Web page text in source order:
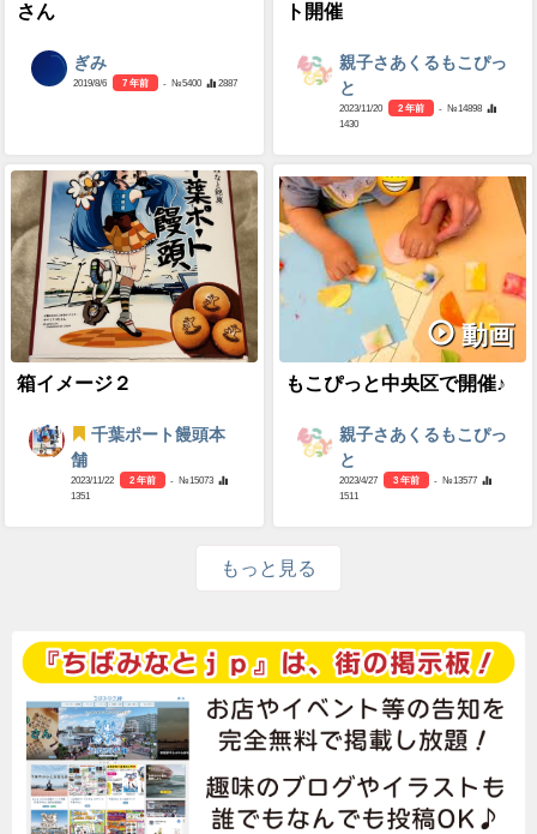
さん
ぎみ
2019/8/6 7 年前 - №5400 2887
ト開催
親子さあくるもこぴっ
と
2023/11/20 2 年前
- №14898
1430
箱イメージ２
千葉ポート饅頭本
舗
2023/11/22 2 年前
- №15073
1351
動画
もこぴっと中央区で開催♪
親子さあくるもこぴっ
と
2023/4/27 3 年前
- №13577
1511
もっと見る